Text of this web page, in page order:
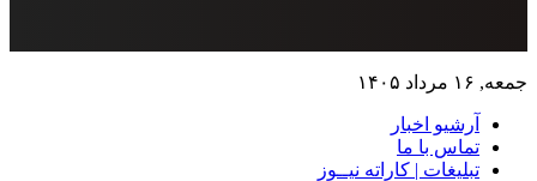
جمعه, ۱۶ مرداد ۱۴۰۵
آرشیو اخبار
تماس‌ با‌ ما
تبلیغات | کاراته نیــوز